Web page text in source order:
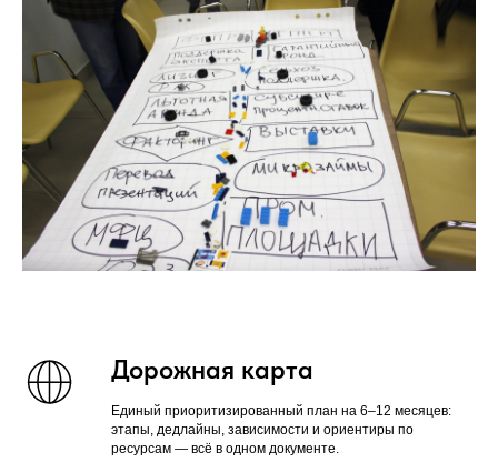
Дорожная карта
Единый приоритизированный план на 6–12 месяцев:
этапы, дедлайны, зависимости и ориентиры по
ресурсам — всё в одном документе.